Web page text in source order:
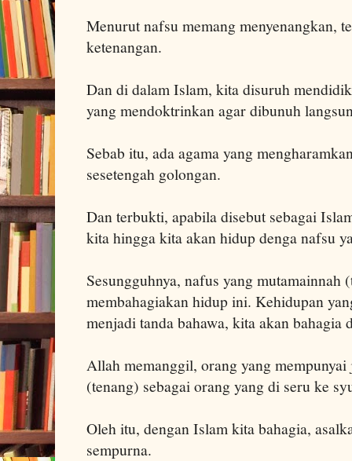
Menurut nafsu memang menyenangkan,
ketenangan.
Dan di dalam Islam, kita disuruh
yang mendoktrinkan agar dibunuh
Sebab itu, ada agama yang
sesetengah golongan.
Dan terbukti, apabila disebut sebagai
kita hingga kita akan hidup denga nafsu
Sesungguhnya, nafus yang mutamainnah
membahagiakan hidup ini. Kehidupan
menjadi tanda bahawa, kita akan bahagia
Allah memanggil, orang yang
(tenang) sebagai orang yang di seru ke
Oleh itu, dengan Islam kita bahagia,
sempurna.